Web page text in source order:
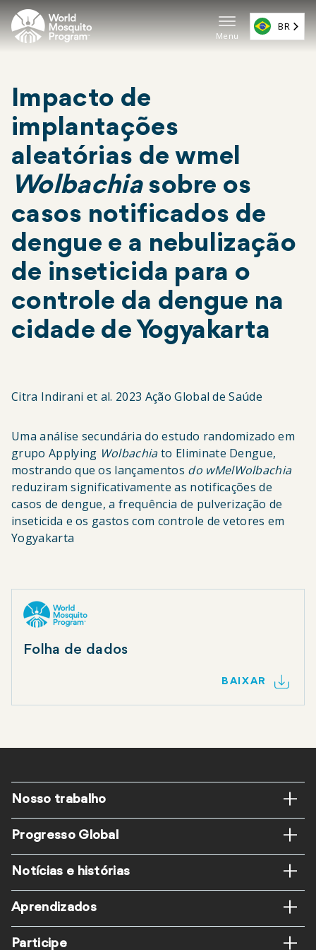
Pular
para
o
Menu
BR
Impacto de
implantações
aleatórias de wmel
Wolbachiasobre os
casos notificados de
dengue e a nebulização
de inseticida para o
controle da dengue na
cidade de Yogyakarta
Citra Indirani et al. 2023 Ação Global de Saúde
Uma análise secundária do estudo randomizado em
grupo Applying Wolbachiato Eliminate Dengue,
mostrando que os lançamentos do wMelWolbachia
reduziram significativamente as notificações de
casos de dengue, a frequência de pulverização de
inseticida e os gastos com controle de vetores em
Yogyakarta
Folha de dados
BAIXAR
Rodapé
Nosso trabalho
Progresso Global
Notícias e histórias
Aprendizados
Participe